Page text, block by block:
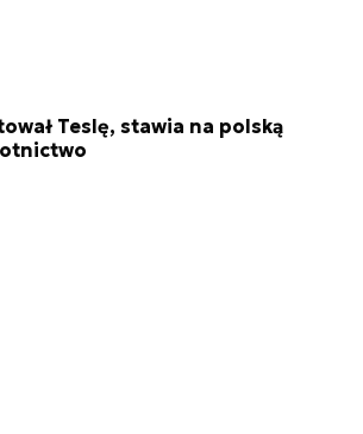
Teslę, stawia na polską